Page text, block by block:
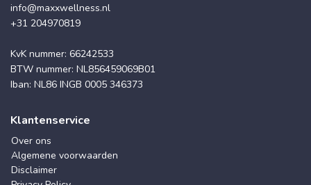
info@maxxwellness.nl
+31 204970819
KvK nummer: 66242533
BTW nummer: NL856459069B01
Iban: NL86 INGB 0005 346373
Klantenservice
Over ons
Algemene voorwaarden
Disclaimer